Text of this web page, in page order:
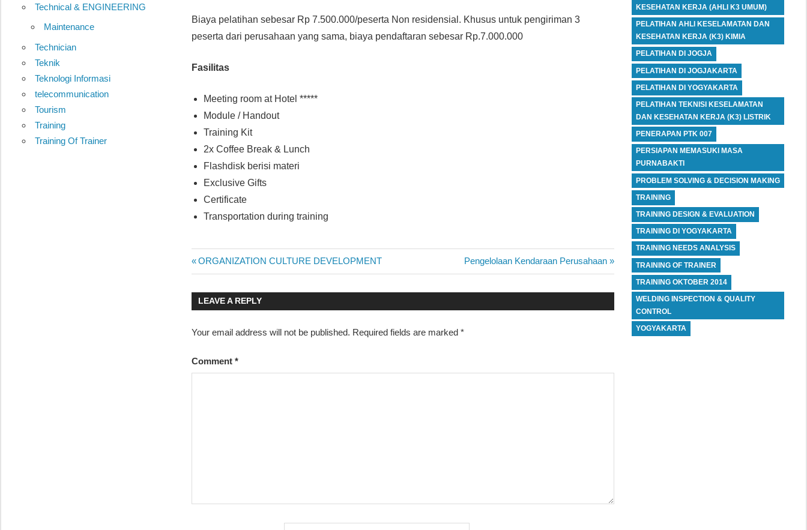
Biaya pelatihan sebesar Rp 7.500.000/peserta Non residensial. Khusus untuk pengiriman 3
peserta dari perusahaan yang sama, biaya pendaftaran sebesar Rp.7.000.000
Fasilitas
Meeting room at Hotel *****
Module / Handout
Training Kit
2x Coffee Break & Lunch
Flashdisk berisi materi
Exclusive Gifts
Certificate
Transportation during training
Post
navigation
Previous
Post:
ORGANIZATION CULTURE DEVELOPMENT
Next
Post:
Pengelolaan Kendaraan Perusahaan
LEAVE A REPLY
Your email address will not be published. Required fields are marked*
Comment*
Technical & ENGINEERING
Maintenance
Technician
Teknik
Teknologi Informasi
telecommunication
Tourism
Training
Training Of Trainer
KESEHATAN KERJA (AHLI K3 UMUM)
PELATIHAN AHLI KESELAMATAN DAN
KESEHATAN KERJA (K3) KIMIA
PELATIHAN DI JOGJA
PELATIHAN DI JOGJAKARTA
PELATIHAN DI YOGYAKARTA
PELATIHAN TEKNISI KESELAMATAN
DAN KESEHATAN KERJA (K3) LISTRIK
PENERAPAN PTK 007
PERSIAPAN MEMASUKI MASA
PURNABAKTI
PROBLEM SOLVING & DECISION MAKING
TRAINING
TRAINING DESIGN & EVALUATION
TRAINING DI YOGYAKARTA
TRAINING NEEDS ANALYSIS
TRAINING OF TRAINER
TRAINING OKTOBER 2014
WELDING INSPECTION & QUALITY
CONTROL
YOGYAKARTA